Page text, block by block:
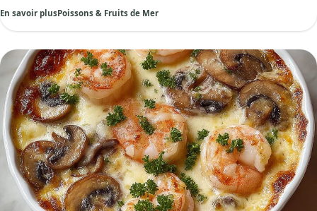
En savoir plusPoissons & Fruits de Mer